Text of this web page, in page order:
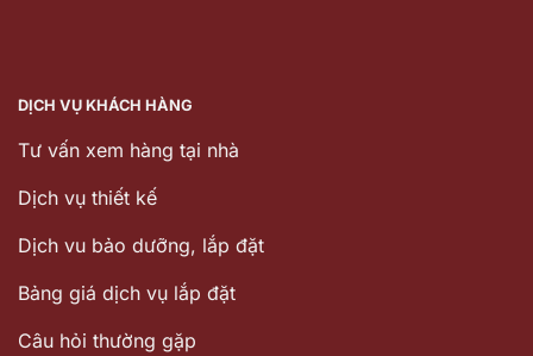
DỊCH VỤ KHÁCH HÀNG
Tư vấn xem hàng tại nhà
Dịch vụ thiết kế
Dịch vu bảo dưỡng, lắp đặt
Bảng giá dịch vụ lắp đặt
Câu hỏi thường gặp